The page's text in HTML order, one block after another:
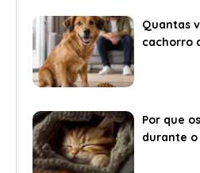
Quantas
cachorro
Por que
durante